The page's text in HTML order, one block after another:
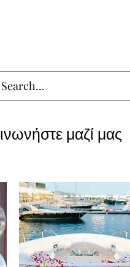
μαζί μας